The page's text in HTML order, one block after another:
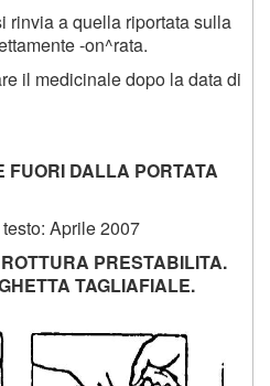
rinvia a quella riportata sulla
-on^rata.
il medicinale dopo la data di
DALLA PORTATA
Aprile 2007
PRESTABILITA.
TAGLIAFIALE.